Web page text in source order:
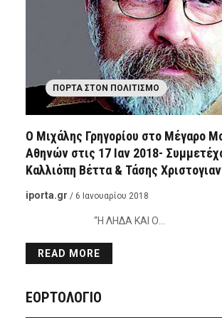
ΠΌΡΤΑ ΣΤΟΝ ΠΟΛΙΤΙΣΜΌ
O Mιχάλης Γρηγορίου στο Μέγαρο
Αθηνών στις 17 Ιαν 2018-
Καλλιόπη Βέττα & Τάσης
iporta.gr / 6 Ιανουαρίου 2018
“Η ΛΗΔΑ ΚΑΙ Ο…
READ MORE
ΕΟΡΤΟΛΟΓΙΟ